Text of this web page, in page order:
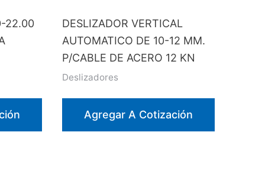
22.00
DESLIZADOR VERTICAL
AUTOMATICO DE 10-12 MM.
P/CABLE DE ACERO 12 KN
Deslizadores
Agregar A Cotización